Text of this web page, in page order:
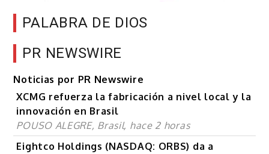
PALABRA DE DIOS
PR NEWSWIRE
Noticias por PR Newswire
XCMG refuerza la fabricación a nivel local y la
innovación en Brasil
POUSO ALEGRE, Brasil, hace 2 horas
Eightco Holdings (NASDAQ: ORBS) da a